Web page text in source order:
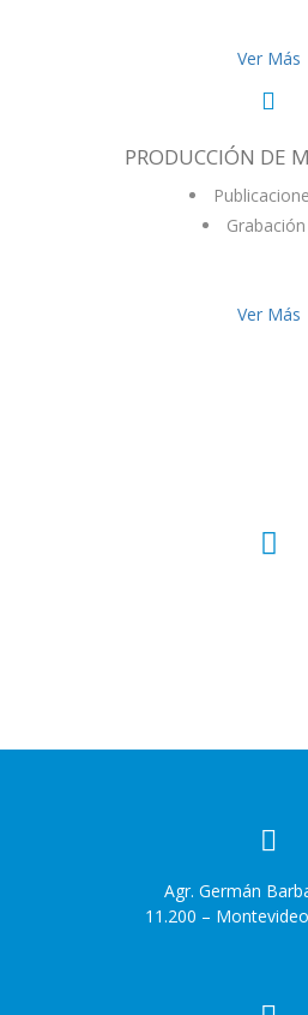
Ver Más
PRODUCCIÓN DE
Ver Más
Agr. Germán
11.200 –